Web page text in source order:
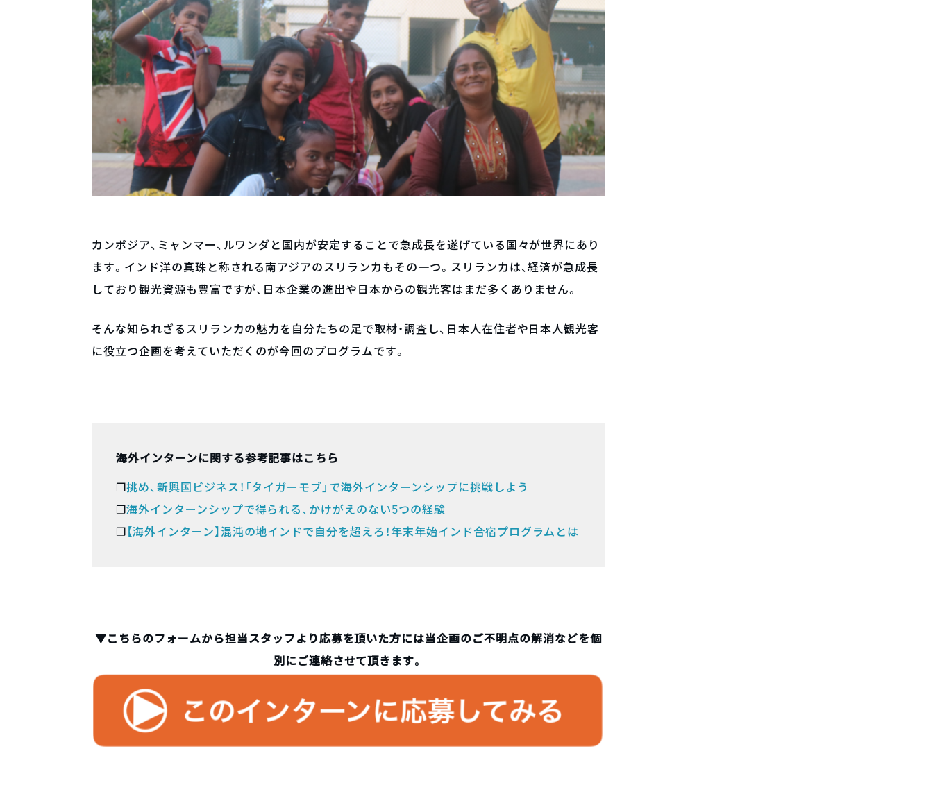
カンボジア、ミャンマー、ルワンダと国内が安定することで急成長を遂げている国々が世界にあり
ます。インド洋の真珠と称される南アジアのスリランカもその一つ。スリランカは、経済が急成長
しており観光資源も豊富ですが、日本企業の進出や日本からの観光客はまだ多くありません。
そんな知られざるスリランカの魅力を自分たちの足で取材・調査し、日本人在住者や日本人観光客
に役立つ企画を考えていただくのが今回のプログラムです。
海外インターンに関する参考記事はこちら
❐挑め、新興国ビジネス！「タイガーモブ」で海外インターンシップに挑戦しよう
❐海外インターンシップで得られる、かけがえのない5つの経験
❐ 【海外インターン】混沌の地インドで自分を超えろ！年末年始インド合宿プログラムとは
▼こちらのフォームから担当スタッフより応募を頂いた方には当企画のご不明点の解消などを個
別にご連絡させて頂きます。